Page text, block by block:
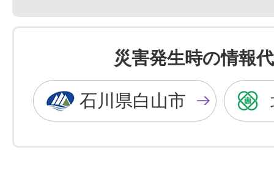
色
を
黒
色
に
色
を
青
色
に
災害発生時の情報
石川県白山市